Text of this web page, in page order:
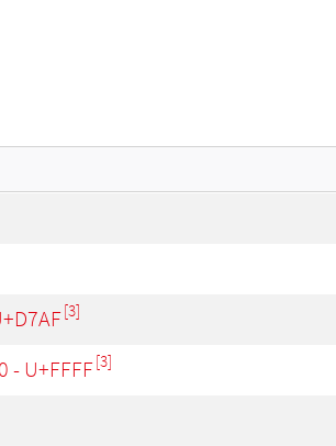
[3]
- U+FFFF[3]